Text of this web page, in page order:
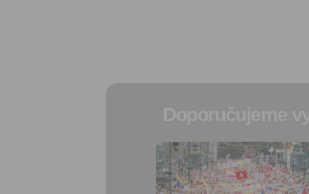
Přidat do
oblíbených
Sdílet: